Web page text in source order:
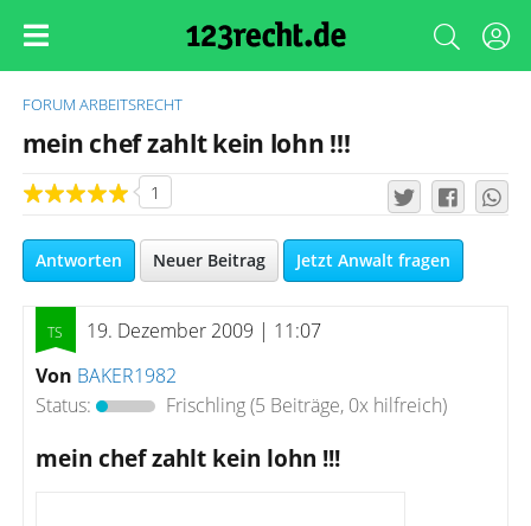
FORUM ARBEITSRECHT
mein chef zahlt kein lohn !!!
1
Antworten Neuer Beitrag Jetzt Anwalt fragen
19. Dezember 2009 | 11:07
Von BAKER1982
Status:
Frischling(5 Beiträge, 0x hilfreich)
mein chef zahlt kein lohn !!!